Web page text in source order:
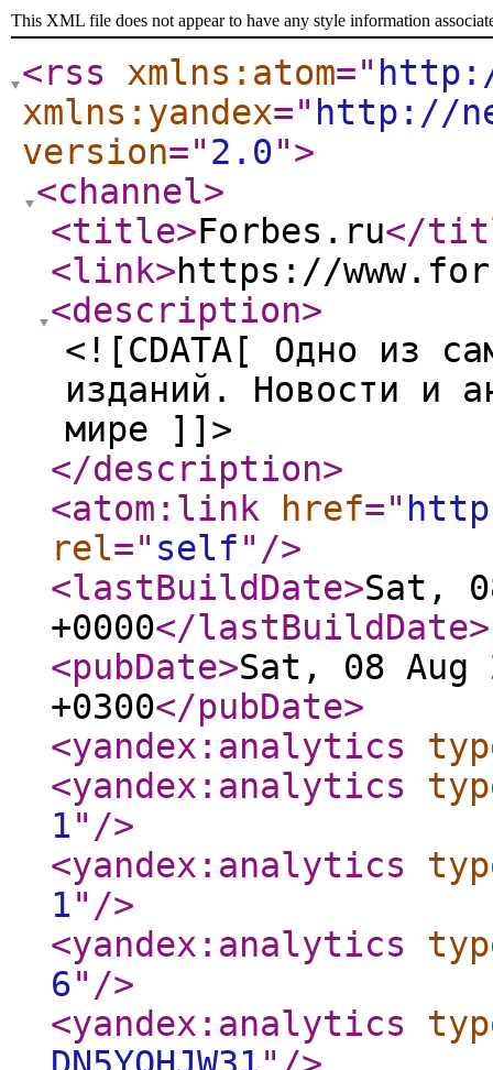
This XML file does not appear to have any style information
<rss xmlns:atom="
xmlns:yandex=" http://
version="2.0">
<channel>
<title>Forbes.ru</
<link>https://
<description>
<![CDATA[ Одно из
изданий. Новости и
мире ]]>
</description>
<atom:link
href="
rel=" self" />
<lastBuildDate>Sat,
+0000</lastBuildDate>
<pubDate>Sat, 08 Aug
+0300</pubDate>
<yandex:analytics
<yandex:analytics
1" />
<yandex:analytics
1" />
<yandex:analytics
6" />
<yandex:analytics